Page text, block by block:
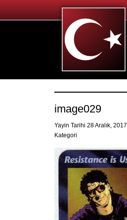
image029
Yayin Tarihi 28 Aralık, 2017
Kategori